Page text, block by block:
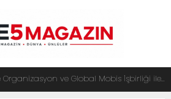
ADM Türkiye Organizasyon ve Global Mobis İşbirliği ile Halka Açık Motosiklet Festivali